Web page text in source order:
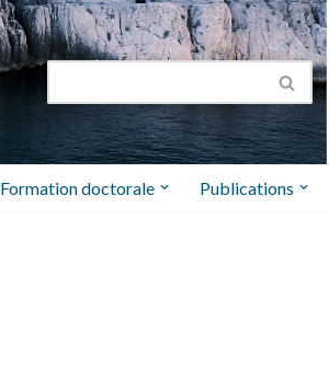
Formation doctorale Publications